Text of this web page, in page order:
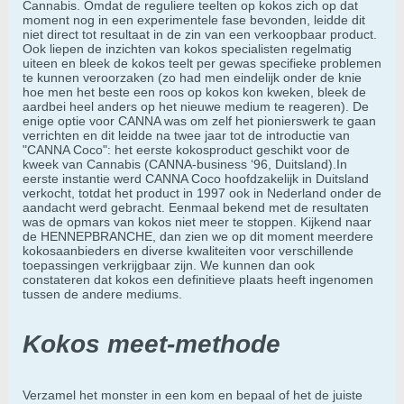
Cannabis. Omdat de reguliere teelten op kokos zich op dat
moment nog in een experimentele fase bevonden, leidde dit
niet direct tot resultaat in de zin van een verkoopbaar product.
Ook liepen de inzichten van kokos specialisten regelmatig
uiteen en bleek de kokos teelt per gewas specifieke problemen
te kunnen veroorzaken (zo had men eindelijk onder de knie
hoe men het beste een roos op kokos kon kweken, bleek de
aardbei heel anders op het nieuwe medium te reageren). De
enige optie voor CANNA was om zelf het pionierswerk te gaan
verrichten en dit leidde na twee jaar tot de introductie van
"CANNA Coco": het eerste kokosproduct geschikt voor de
kweek van Cannabis (CANNA-business ‘96, Duitsland).In
eerste instantie werd CANNA Coco hoofdzakelijk in Duitsland
verkocht, totdat het product in 1997 ook in Nederland onder de
aandacht werd gebracht. Eenmaal bekend met de resultaten
was de opmars van kokos niet meer te stoppen. Kijkend naar
de HENNEPBRANCHE, dan zien we op dit moment meerdere
kokosaanbieders en diverse kwaliteiten voor verschillende
toepassingen verkrijgbaar zijn. We kunnen dan ook
constateren dat kokos een definitieve plaats heeft ingenomen
tussen de andere mediums.
Kokos meet-methode
Verzamel het monster in een kom en bepaal of het de juiste